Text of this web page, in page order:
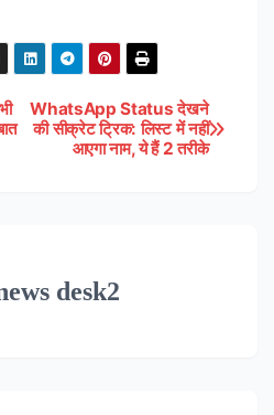
WhatsApp Status देखने
की सीक्रेट ट्रिक: लिस्ट में नहीं
आएगा नाम, ये हैं 2 तरीके
desk2